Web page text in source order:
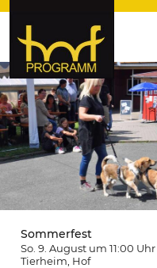
hof-programm
Hochfranken
Sommerfest
So. 9. August um 11:00 Uhr
Tierheim , Hof